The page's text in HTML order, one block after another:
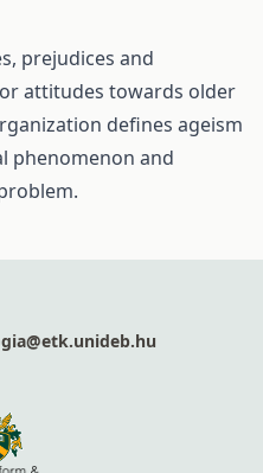
prejudices and
attitudes towards older
defines ageism
phenomenon and